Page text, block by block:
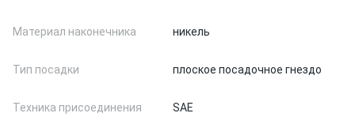
Материал наконечника никель
Тип посадки плоское посадочное гнездо
Техника присоединения SAE